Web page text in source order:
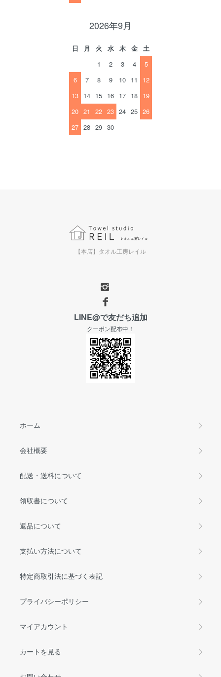
2026年9月
日 月 火 水 木 金
土
1
2 3 4
5
6
7 8 9 10 11
12
13 14 15 16 17 18 19
20 21 22 23 24 25 26
27 28 29 30
【本店】タオル工房レイル
LINE@で友だち追加
クーポン配布中！
ホーム
会社概要
配送・送料について
領収書について
返品について
支払い方法について
特定商取引法に基づく表記
プライバシーポリシー
マイアカウント
カートを見る